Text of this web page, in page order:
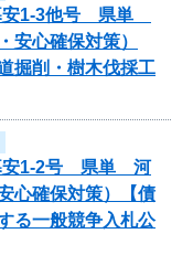
安1-3他号 県単
安心確保対策）
掘削・樹木伐採工
安1-2号 県単 河
心確保対策）【債
る一般競争入札公